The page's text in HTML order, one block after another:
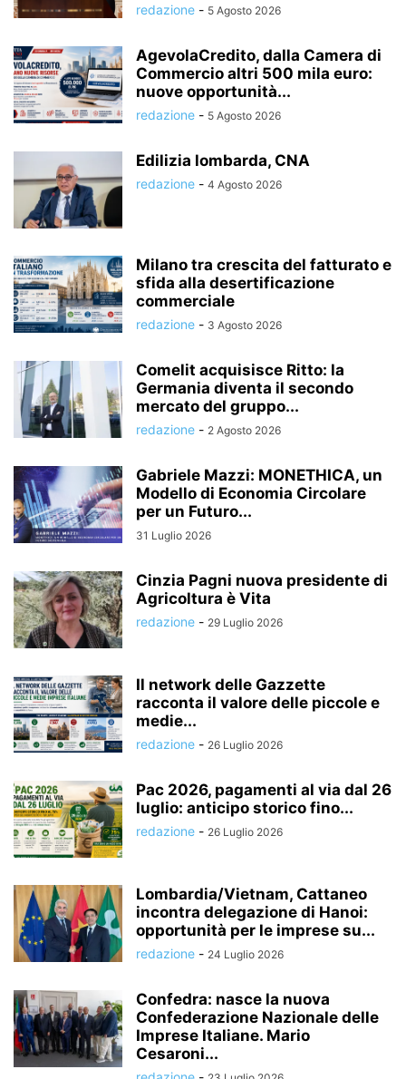
redazione - 5 Agosto 2026
AgevolaCredito, dalla Camera di
Commercio altri 500 mila euro:
nuove opportunità...
redazione - 5 Agosto 2026
Edilizia lombarda, CNA
redazione - 4 Agosto 2026
Milano tra crescita del fatturato e
sfida alla desertificazione
commerciale
redazione - 3 Agosto 2026
Comelit acquisisce Ritto: la
Germania diventa il secondo
mercato del gruppo...
redazione - 2 Agosto 2026
Gabriele Mazzi: MONETHICA, un
Modello di Economia Circolare
per un Futuro...
31 Luglio 2026
Cinzia Pagni nuova presidente di
Agricoltura è Vita
redazione - 29 Luglio 2026
Il network delle Gazzette
racconta il valore delle piccole e
medie...
redazione - 26 Luglio 2026
Pac 2026, pagamenti al via dal 26
luglio: anticipo storico fino...
redazione - 26 Luglio 2026
Lombardia/Vietnam, Cattaneo
incontra delegazione di Hanoi:
opportunità per le imprese su...
redazione - 24 Luglio 2026
Confedra: nasce la nuova
Confederazione Nazionale delle
Imprese Italiane. Mario
Cesaroni...